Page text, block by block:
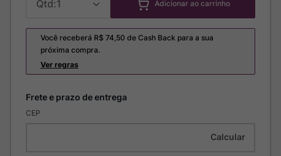
1 Adicionar ao carrinho
Você receberá R$ 74,50 de Cash Back para a sua
próxima compra.
Ver regras
CEP